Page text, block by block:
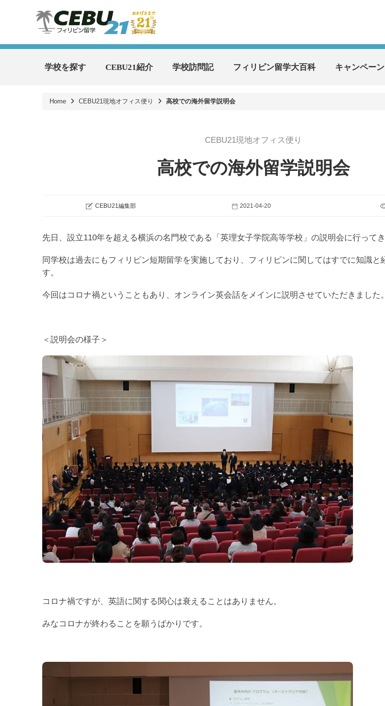
学校を探す CEBU21紹介 学校訪問記 フィリピン留学大百科 キャンペーン
Home CEBU21現地オフィス便り 高校での海外留学説明会
CEBU21現地オフィス便り
高校での海外留学説明会
CEBU21編集部 2021-04-20
先日、設立110年を超える横浜の名門校である「英理女子学院高等学校」の説明会に行ってき
同学校は過去にもフィリピン短期留学を実施しており、フィリピンに関してはすでに知識と
す。
今回はコロナ禍ということもあり、オンライン英会話をメインに説明させていただきました。
＜説明会の様子＞
コロナ禍ですが、英語に関する関心は衰えることはありません。
みなコロナが終わることを願うばかりです。